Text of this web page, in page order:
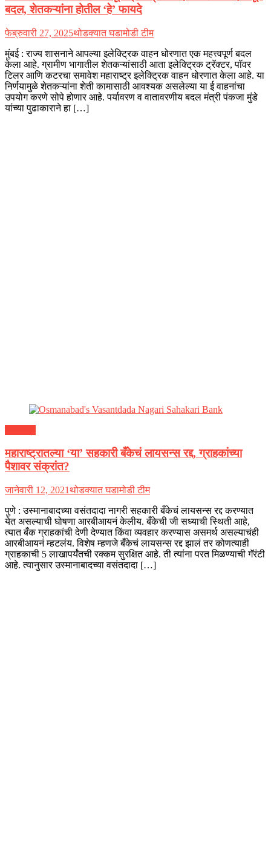
बदल, शेतकऱ्यांना होतील ‘हे’ फायदे
फेब्रुवारी 27, 2025थोडक्यात घडामोडी टीम
मुंबई : राज्य शासनाने आपल्या इलेक्ट्रिक वाहन धोरणात एक महत्त्वपूर्ण बदल
केला आहे. ग्रामीण भागातील शेतकऱ्यांसाठी आता इलेक्ट्रिक ट्रॅक्टर, पॉवर
टिलर आणि कटरचा समावेश महाराष्ट्र इलेक्ट्रिक वाहन धोरणात केला आहे. या
निर्णयामुळे शेतकऱ्यांना शेती कामासाठी आवश्यक असलेल्या या ई वाहनांचा
उपयोग करणे सोपे होणार आहे. पर्यावरण व वातावरणीय बदल मंत्री पंकजा मुंडे
यांच्या पुढाकाराने हा […]
महाराष्ट्रातल्या ‘या’ सहकारी बँकेचं लायसन्स रद्द, ग्राहकांच्या
पैशावर संक्रांत?
जानेवारी 12, 2021थोडक्यात घडामोडी टीम
पुणे : उस्मानाबादच्या वसंतदादा नागरी सहकारी बँकेचं लायसन्स रद्द करण्यात
येत असल्याची घोषणा आरबीआयनं केलीय. बँकेची जी सध्याची स्थिती आहे,
त्यात बँक ग्राहकांची देणी देण्यात किंवा व्यवहार करण्यास असमर्थ असल्याचंही
आरबीआयनं म्हटलंय. विशेष म्हणजे बँकेचं लायसन्स रद्द झालं तर कोणत्याही
ग्राहकाची 5 लाखापर्यंतची रक्कम सुरक्षित आहे. ती त्यांना परत मिळण्याची गॅरंटी
आहे. त्यानुसार उस्मानाबादच्या वसंतदादा […]